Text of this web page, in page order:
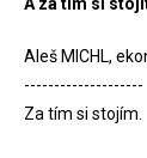
Aleš MICHL,
--------------------
Za tím si stojím.